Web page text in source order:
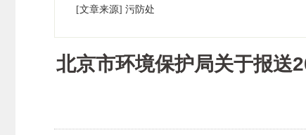
[文章来源] 污防处
北京市环境保护局关于报送